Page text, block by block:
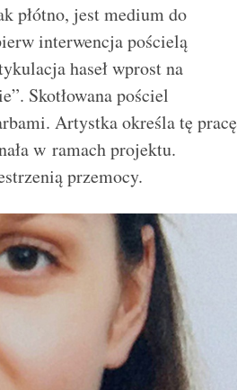
płótno, jest medium do
interwencja pościelą
haseł wprost na
Skotłowana pościel
Artystka określa tę pracę
w ramach projektu.
przemocy.